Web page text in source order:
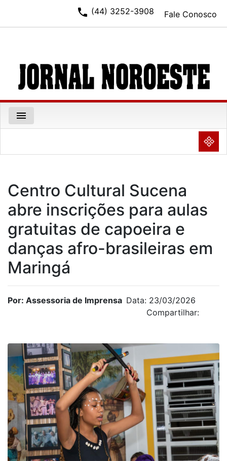
Fale Conosco
phone (44) 3252-3908
menu
NULL
Centro Cultural Sucena
abre inscrições para aulas
gratuitas de capoeira e
danças afro-brasileiras em
Maringá
Por: Assessoria de Imprensa Data: 23/03/2026
Compartilhar: